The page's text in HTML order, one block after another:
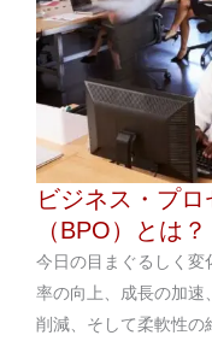
ビジネス・プ
（BPO）とは
今日の目まぐるしく変
率の向上、成長の加速
削減、そして柔軟性の